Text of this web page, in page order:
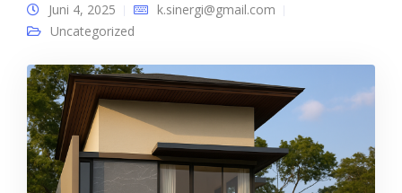
Juni 4, 2025
k.sinergi@gmail.com
Uncategorized